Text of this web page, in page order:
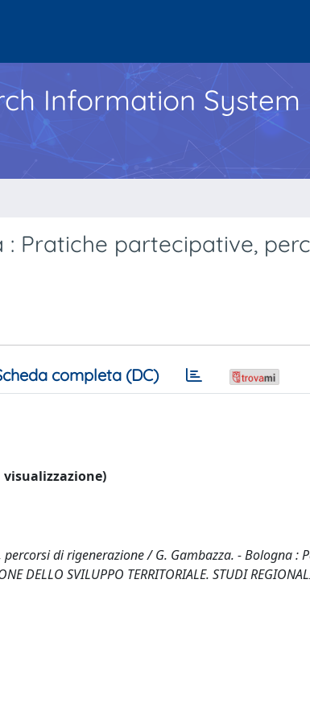
Information System
Pratiche partecipative,
completa (DC)
di rigenerazione / G. Gambazza. - Bologna :
DELLO SVILUPPO TERRITORIALE. STUDI